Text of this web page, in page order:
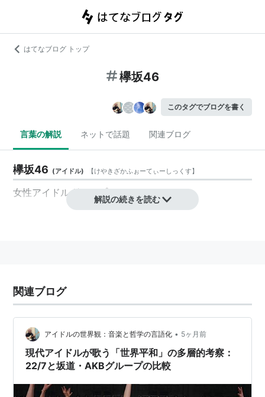
はてなブログ トップ
欅坂46
このタグでブログを書く
言葉の解説 ネットで話題 関連ブログ
欅坂46 (アイドル) 【けやきざかふぉーてぃーしっくす】
女性アイドルグループ。
解説の続きを読む
関連ブログ
アイドルの世界観：音楽と哲学の言語化 • 5ヶ月前
現代アイドルが歌う「世界平和」の多層的考察：
22/7と坂道・AKBグループの比較